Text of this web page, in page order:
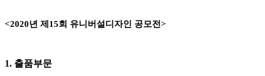
<2020년 제15회 유니버설디자인 공모전>
1. 출품부문